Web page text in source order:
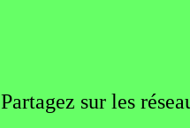
Partagez sur les